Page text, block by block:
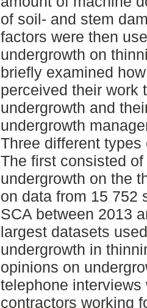
of soil- and stem
factors were then
undergrowth on
briefly examined
perceived their work
undergrowth and
undergrowth
Three different
The first consisted
undergrowth on the
on data from 15 752
SCA between 2013
largest datasets
undergrowth in
opinions on
telephone
contractors working